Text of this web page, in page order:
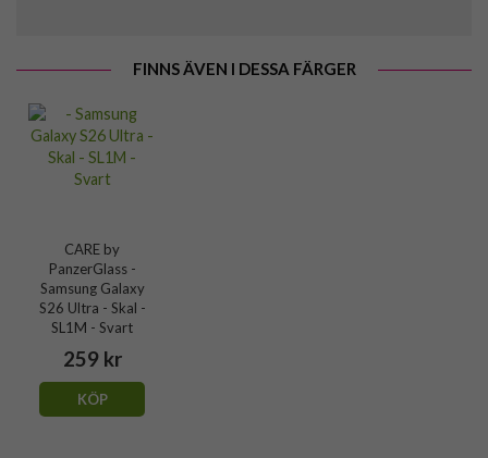
FINNS ÄVEN I DESSA FÄRGER
CARE by
PanzerGlass -
Samsung Galaxy
S26 Ultra - Skal -
SL1M - Svart
259 kr
KÖP